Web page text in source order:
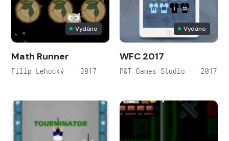
Vydáno
Math Runner
Filip Lehocký — 2017
Vydáno
WFC 2017
P&T Games Studio — 2017